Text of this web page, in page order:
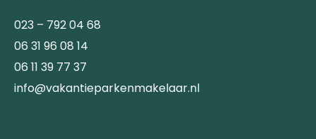
023 – 792 04 68
06 31 96 08 14
06 11 39 77 37
info@vakantieparkenmakelaar.nl